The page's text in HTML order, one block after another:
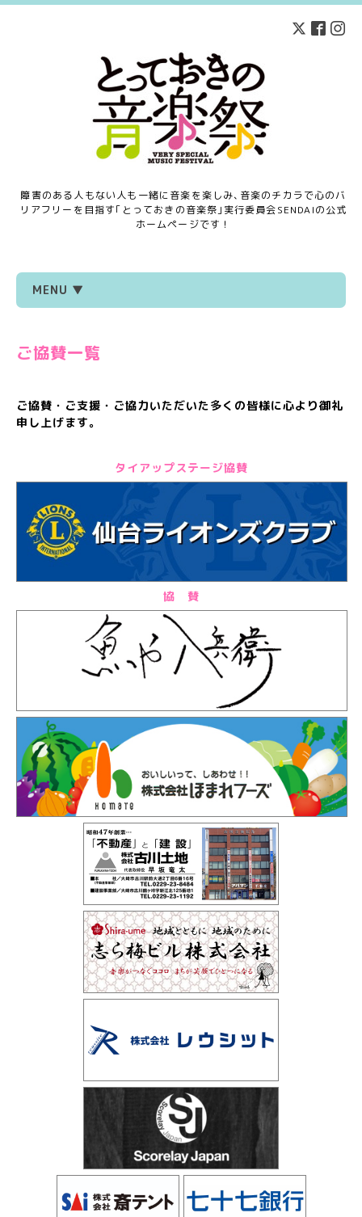
障害のある人もない人も一緒に音楽を楽しみ､音楽のチカラで心のバ
リアフリーを目指す｢とっておきの音楽祭｣実行委員会SENDAIの公式
ホームページです！
MENU ▼
ご協賛一覧
ご協賛・ご支援・ご協力いただいた多くの皆様に心より御礼
申し上げます。
タイアップステージ協賛
協 賛